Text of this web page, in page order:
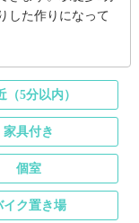
した作りになって
（5分以内）
家具付き
個室
イク置き場